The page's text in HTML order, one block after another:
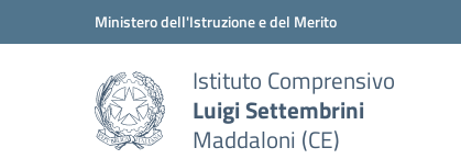
Vai ai contenuti
Vai al menu di navigazioneMinistero dell'Istruzione e del Merito
Istituto Comprensivo
Luigi Settembrini
Maddaloni (CE)